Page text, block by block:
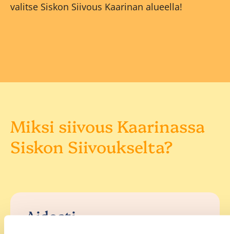
valitse Siskon Siivous Kaarinan alueella!
Miksi siivous Kaarinassa
Siskon Siivoukselta?
Aidosti